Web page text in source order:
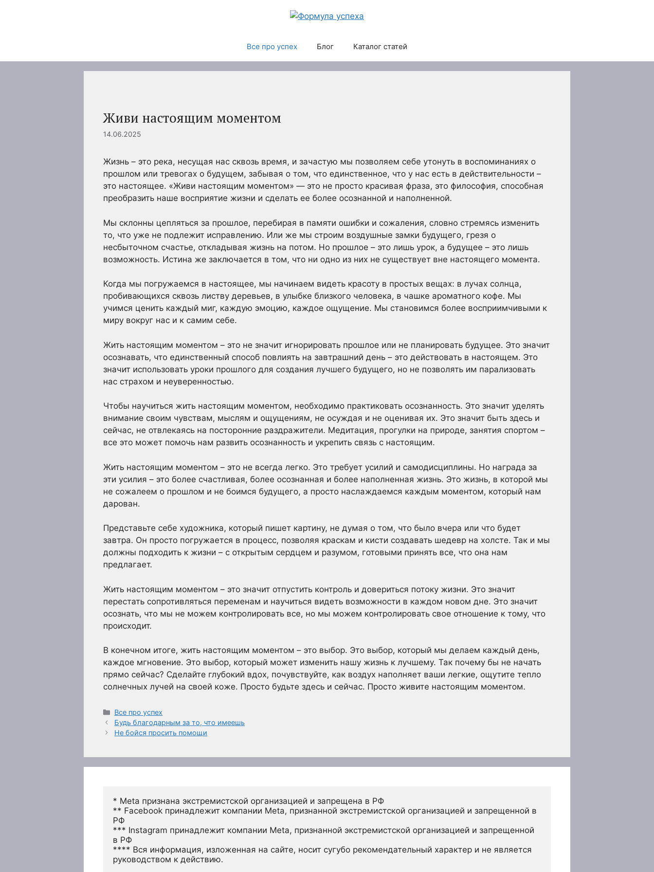
Все про успех Блог Каталог статей
Живи настоящим моментом
14.06.2025
Жизнь – это река, несущая нас сквозь время, и зачастую мы позволяем себе утонуть в воспоминаниях о
прошлом или тревогах о будущем, забывая о том, что единственное, что у нас есть в действительности –
это настоящее. «Живи настоящим моментом» — это не просто красивая фраза, это философия, способная
преобразить наше восприятие жизни и сделать ее более осознанной и наполненной.
Мы склонны цепляться за прошлое, перебирая в памяти ошибки и сожаления, словно стремясь изменить
то, что уже не подлежит исправлению. Или же мы строим воздушные замки будущего, грезя о
несбыточном счастье, откладывая жизнь на потом. Но прошлое – это лишь урок, а будущее – это лишь
возможность. Истина же заключается в том, что ни одно из них не существует вне настоящего момента.
Когда мы погружаемся в настоящее, мы начинаем видеть красоту в простых вещах: в лучах солнца,
пробивающихся сквозь листву деревьев, в улыбке близкого человека, в чашке ароматного кофе. Мы
учимся ценить каждый миг, каждую эмоцию, каждое ощущение. Мы становимся более восприимчивыми к
миру вокруг нас и к самим себе.
Жить настоящим моментом – это не значит игнорировать прошлое или не планировать будущее. Это значит
осознавать, что единственный способ повлиять на завтрашний день – это действовать в настоящем. Это
значит использовать уроки прошлого для создания лучшего будущего, но не позволять им парализовать
нас страхом и неуверенностью.
Чтобы научиться жить настоящим моментом, необходимо практиковать осознанность. Это значит уделять
внимание своим чувствам, мыслям и ощущениям, не осуждая и не оценивая их. Это значит быть здесь и
сейчас, не отвлекаясь на посторонние раздражители. Медитация, прогулки на природе, занятия спортом –
все это может помочь нам развить осознанность и укрепить связь с настоящим.
Жить настоящим моментом – это не всегда легко. Это требует усилий и самодисциплины. Но награда за
эти усилия – это более счастливая, более осознанная и более наполненная жизнь. Это жизнь, в которой мы
не сожалеем о прошлом и не боимся будущего, а просто наслаждаемся каждым моментом, который нам
дарован.
Представьте себе художника, который пишет картину, не думая о том, что было вчера или что будет
завтра. Он просто погружается в процесс, позволяя краскам и кисти создавать шедевр на холсте. Так и мы
должны подходить к жизни – с открытым сердцем и разумом, готовыми принять все, что она нам
предлагает.
Жить настоящим моментом – это значит отпустить контроль и довериться потоку жизни. Это значит
перестать сопротивляться переменам и научиться видеть возможности в каждом новом дне. Это значит
осознать, что мы не можем контролировать все, но мы можем контролировать свое отношение к тому, что
происходит.
В конечном итоге, жить настоящим моментом – это выбор. Это выбор, который мы делаем каждый день,
каждое мгновение. Это выбор, который может изменить нашу жизнь к лучшему. Так почему бы не начать
прямо сейчас? Сделайте глубокий вдох, почувствуйте, как воздух наполняет ваши легкие, ощутите тепло
солнечных лучей на своей коже. Просто будьте здесь и сейчас. Просто живите настоящим моментом.
Рубрики
Все про успех
Будь благодарным за то, что имеешь
Не бойся просить помощи
* Meta признана экстремистской организацией и запрещена в РФ
** Facebook принадлежит компании Meta, признанной экстремистской организацией и запрещенной в
РФ
*** Instagram принадлежит компании Meta, признанной экстремистской организацией и запрещенной
в РФ
**** Вся информация, изложенная на сайте, носит сугубо рекомендательный характер и не является
руководством к действию.